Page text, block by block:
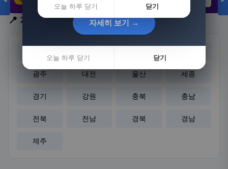
3,308원
📍 지역 선택
광주 대전 울산 세종
경기 강원 충북 충남
전북 전남 경북 경남
제주
오늘 하루 닫기 닫기
자세히 보기 →
오늘 하루 닫기 닫기
자세히 보기 →
오늘 하루 닫기 닫기